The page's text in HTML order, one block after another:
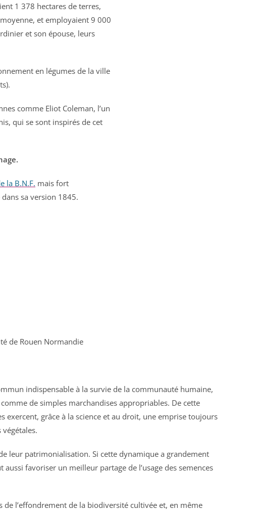
1 378 hectares de terres,
et employaient 9 000
et son épouse, leurs
en légumes de la ville
comme Eliot Coleman, l’un
qui se sont inspirés de cet
la B.N.F. mais fort
sa version 1845.
de Rouen Normandie
indispensable à la survie de la communauté humaine,
de simples marchandises appropriables. De cette
grâce à la science et au droit, une emprise toujours
leur patrimonialisation. Si cette dynamique a grandement
aussi favoriser un meilleur partage de l’usage des semences
l’effondrement de la biodiversité cultivée et, en même